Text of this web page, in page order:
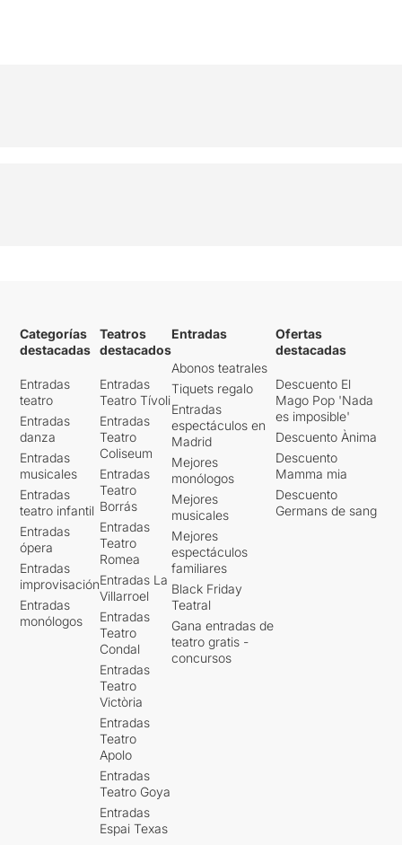
Categorías
destacadas
Entradas
teatro
Entradas
danza
Entradas
musicales
Entradas
teatro infantil
Entradas
ópera
Entradas
improvisación
Entradas
monólogos
Teatros
destacados
Entradas
Teatro Tívoli
Entradas
Teatro
Coliseum
Entradas
Teatro
Borrás
Entradas
Teatro
Romea
Entradas La
Villarroel
Entradas
Teatro
Condal
Entradas
Teatro
Victòria
Entradas
Teatro
Apolo
Entradas
Teatro Goya
Entradas
Espai Texas
Entradas
Abonos teatrales
Tiquets regalo
Entradas
espectáculos en
Madrid
Mejores
monólogos
Mejores
musicales
Mejores
espectáculos
familiares
Black Friday
Teatral
Gana entradas de
teatro gratis -
concursos
Ofertas
destacadas
Descuento El
Mago Pop 'Nada
es imposible'
Descuento Ànima
Descuento
Mamma mia
Descuento
Germans de sang